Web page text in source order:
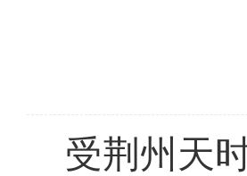
受荆州天